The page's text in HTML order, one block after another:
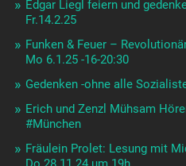
Edgar Liegl feiern und
Fr.14.2.25
Funken & Feuer –
Mo 6.1.25 -16-20:30
Gedenken -ohne alle
Erich und Zenzl Mühsam
#München
Fräulein Prolet: Lesung mit